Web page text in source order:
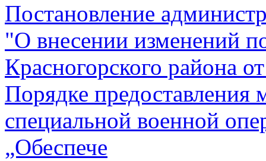
Постановление
"О внесении изменений
Красногорского района
Порядке
специальной военной
„Обеспече